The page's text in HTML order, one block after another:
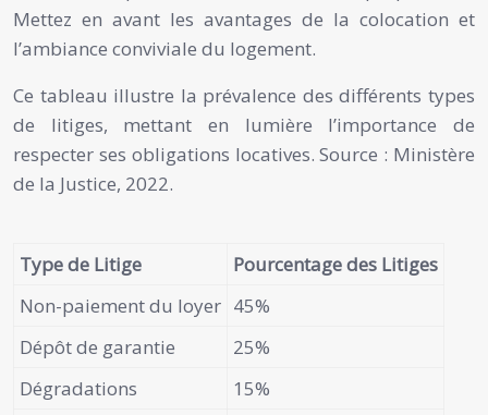
Mettez en avant les avantages de la colocation et
l’ambiance conviviale du logement.
Ce tableau illustre la prévalence des différents types
de litiges, mettant en lumière l’importance de
respecter ses obligations locatives. Source : Ministère
de la Justice, 2022.
Type de Litige
Pourcentage des Litiges
Non-paiement du loyer 45%
Dépôt de garantie
25%
Dégradations
15%